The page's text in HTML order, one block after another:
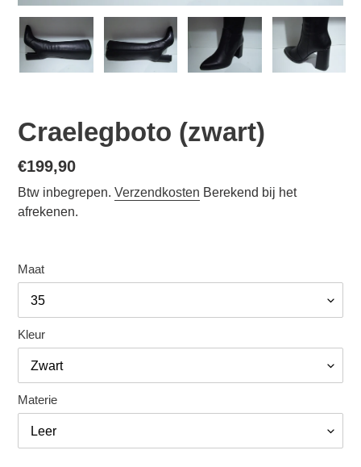
Craelegboto (zwart)
Normale
prijs
€199,90
Btw inbegrepen. Verzendkosten Berekend bij het
afrekenen.
Maat
Kleur
Materie